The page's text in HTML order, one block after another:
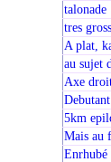
talonade
tres
A plat,
au sujet
Axe
Debutant
5km
Mais au
Enrhubé